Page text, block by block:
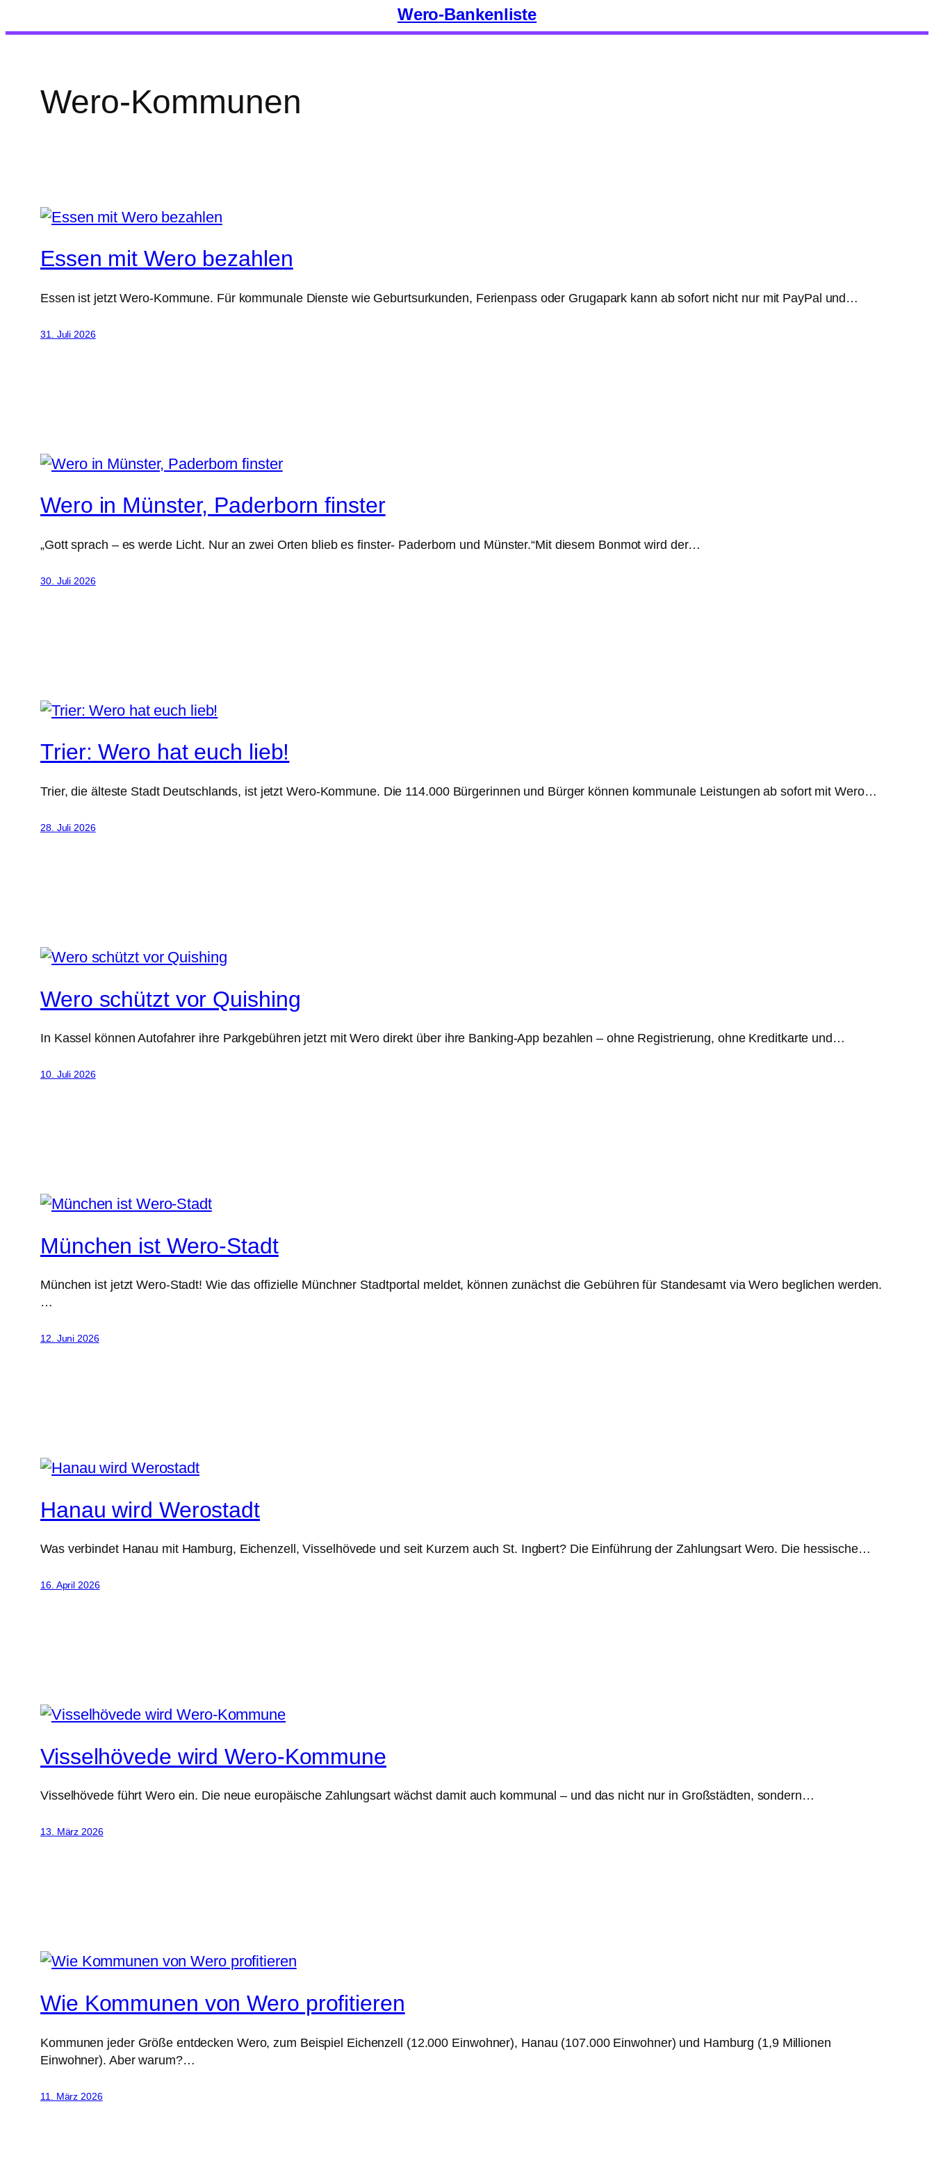
Wero-Bankenliste
Wero-Kommunen
Essen mit Wero bezahlen
Essen ist jetzt Wero-Kommune. Für kommunale Dienste wie Geburtsurkunden, Ferienpass oder Grugapark kann ab sofort nicht nur mit PayPal und…
31. Juli 2026
Wero in Münster, Paderborn finster
„Gott sprach – es werde Licht. Nur an zwei Orten blieb es finster- Paderborn und Münster.“Mit diesem Bonmot wird der…
30. Juli 2026
Trier: Wero hat euch lieb!
Trier, die älteste Stadt Deutschlands, ist jetzt Wero-Kommune. Die 114.000 Bürgerinnen und Bürger können kommunale Leistungen ab sofort mit Wero…
28. Juli 2026
Wero schützt vor Quishing
In Kassel können Autofahrer ihre Parkgebühren jetzt mit Wero direkt über ihre Banking-App bezahlen – ohne Registrierung, ohne Kreditkarte und…
10. Juli 2026
München ist Wero-Stadt
München ist jetzt Wero-Stadt! Wie das offizielle Münchner Stadtportal meldet, können zunächst die Gebühren für Standesamt via Wero beglichen werden.
…
12. Juni 2026
Hanau wird Werostadt
Was verbindet Hanau mit Hamburg, Eichenzell, Visselhövede und seit Kurzem auch St. Ingbert? Die Einführung der Zahlungsart Wero. Die hessische…
16. April 2026
Visselhövede wird Wero-Kommune
Visselhövede führt Wero ein. Die neue europäische Zahlungsart wächst damit auch kommunal – und das nicht nur in Großstädten, sondern…
13. März 2026
Wie Kommunen von Wero profitieren
Kommunen jeder Größe entdecken Wero, zum Beispiel Eichenzell (12.000 Einwohner), Hanau (107.000 Einwohner) und Hamburg (1,9 Millionen
Einwohner). Aber warum?…
11. März 2026